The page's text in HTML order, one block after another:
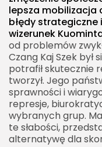
lepsza mobilizacja
błędy strategiczne
wizerunek
od problemów
Czang Kaj Szek
potrafił skutecznie
tworzył. Jego
sprawności i
represje,
wybranych grup.
te słabości,
alternatywę dla